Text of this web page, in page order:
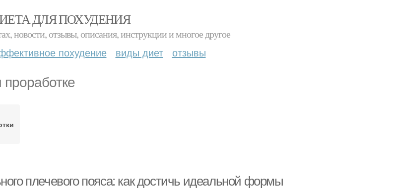
ДЛЯ ПОХУДЕНИЯ
новости, отзывы, описания, инструкции и многое другое
похудение виды диет отзывы
плечевого пояса: как достичь идеальной формы